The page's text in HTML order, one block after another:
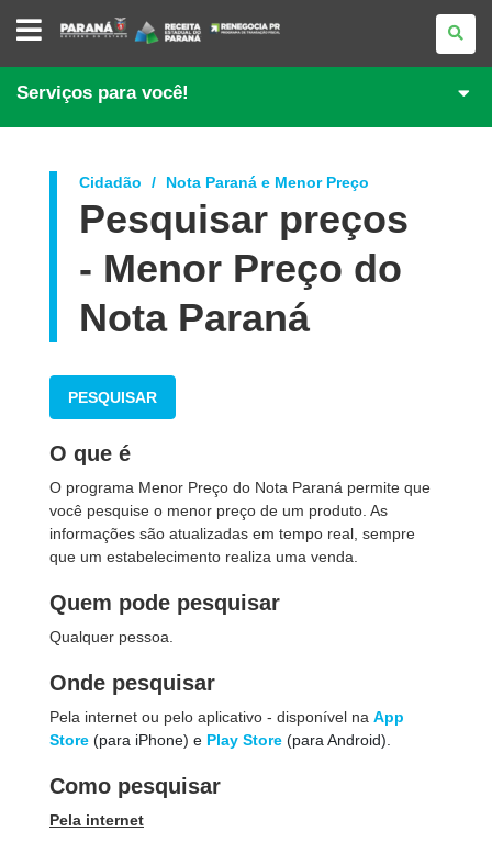
PORTAL
DE
DE
DÉBITOS
Serviços para você!
Cidadão Nota Paraná e Menor Preço
Pesquisar preços
- Menor Preço do
Nota Paraná
PESQUISAR
O que é
O programa Menor Preço do Nota Paraná permite que
você pesquise o menor preço de um produto. As
informações são atualizadas em tempo real, sempre
que um estabelecimento realiza uma venda.
Quem pode pesquisar
Qualquer pessoa.
Onde pesquisar
Pela internet ou pelo aplicativo - disponível na App
Store (para iPhone) e Play Store (para Android).
Como pesquisar
Pela internet